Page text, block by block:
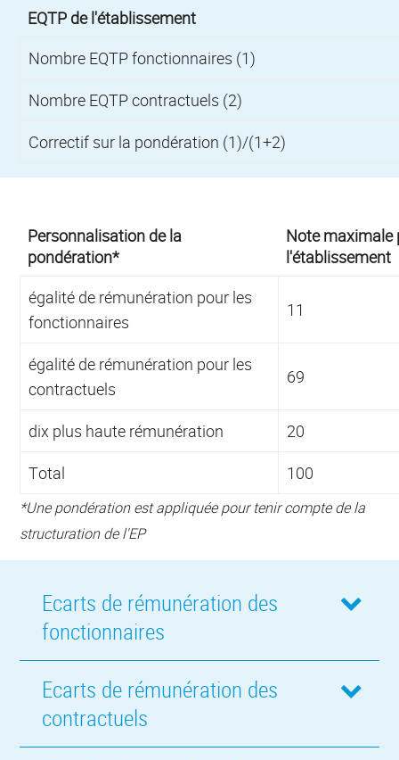
EQTP de l'établissement
Nombre EQTP fonctionnaires (1)
Nombre EQTP contractuels (2)
Correctif sur la pondération (1)/(1+2)
Personnalisation de la
pondération*
Note maximale
l'établissement
égalité de rémunération pour les
fonctionnaires
11
égalité de rémunération pour les
contractuels
69
dix plus haute rémunération
20
Total
100
*Une pondération est appliquée pour tenir compte de la
structuration de l'EP
Ecarts de rémunération des
fonctionnaires
Ecarts de rémunération des
contractuels